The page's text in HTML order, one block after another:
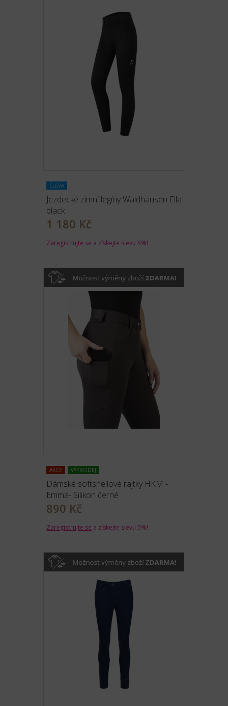
SLEVA
Jezdecké zimní legíny Waldhausen Ella
black
1 180 Kč
Zaregistrujte se a získejte slevu 5%!
AKCE VÝPRODEJ
Dámské softshellové rajtky HKM -
Emma- Silikon černé
890 Kč
Zaregistrujte se a získejte slevu 5%!